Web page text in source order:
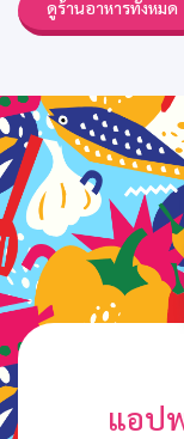
ดูร้านอาหารทั้งหมด
แอป